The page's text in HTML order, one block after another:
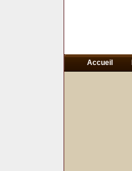
Accueil